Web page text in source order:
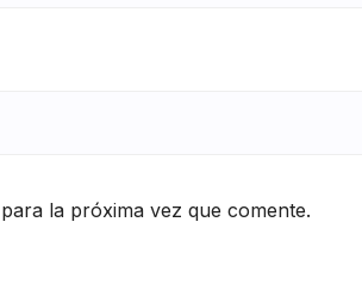
la próxima vez que comente.